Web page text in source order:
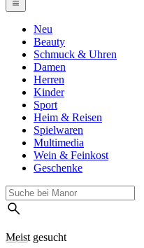
Neu
Beauty
Schmuck & Uhren
Damen
Herren
Kinder
Sport
Heim & Reisen
Spielwaren
Multimedia
Wein & Feinkost
Geschenke
Meist gesucht